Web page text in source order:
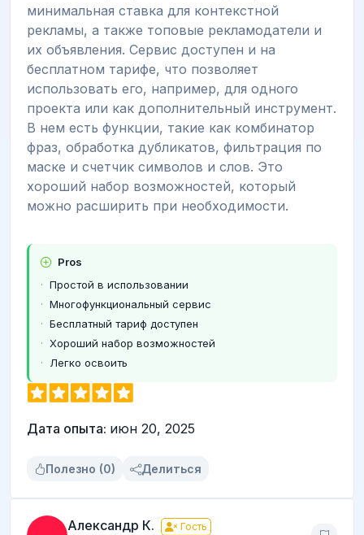
минимальная ставка для контекстной
рекламы, а также топовые рекламодатели и
их объявления. Сервис доступен и на
бесплатном тарифе, что позволяет
использовать его, например, для одного
проекта или как дополнительный инструмент.
В нем есть функции, такие как комбинатор
фраз, обработка дубликатов, фильтрация по
маске и счетчик символов и слов. Это
хороший набор возможностей, который
можно расширить при необходимости.
Pros
Простой в использовании
Многофункциональный сервис
Бесплатный тариф доступен
Хороший набор возможностей
Легко освоить
Дата опыта: июн 20, 2025
Полезно (0) Делиться
Александр К. Гость